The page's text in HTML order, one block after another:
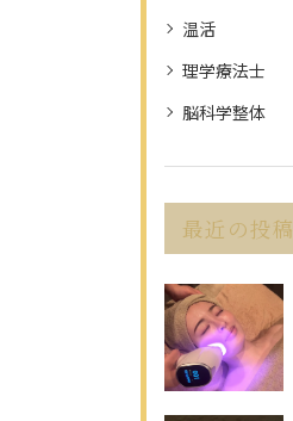
温活
理学療法士
脳科学整体
最近の投稿